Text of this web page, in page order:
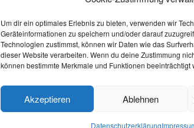
Um dir ein optimales Erlebnis zu bieten, verwenden wir
Geräteinformationen zu speichern und/oder darauf
Technologien zustimmst, können wir Daten wie das
dieser Website verarbeiten. Wenn du deine Zustimmung
können bestimmte Merkmale und Funktionen beeinträchtigt
Akzeptieren Ablehnen
Datenschutzerklärung
Theme: Catch Box by